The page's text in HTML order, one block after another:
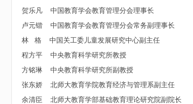
贺乐凡 中国教育学会教育管理分会理事长
卢元锴 中国教育学会教育管理分会常务副理事长
林 格 中国关工委儿童发展研究中心副主任
程方平 中央教育科学研究所教授
方铭琳 中央教育科学研究所副教授
张东娇 北师大教育学院教育经济与管理系副主任
余清臣 北师大教育学部基础教育理论研究院副院长